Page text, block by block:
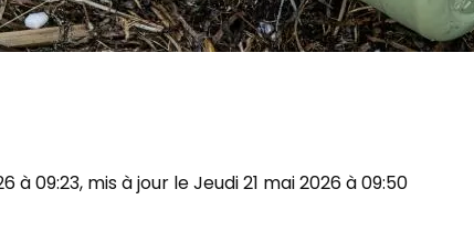
à 09:23, mis à jour le Jeudi 21 mai 2026 à 09:50